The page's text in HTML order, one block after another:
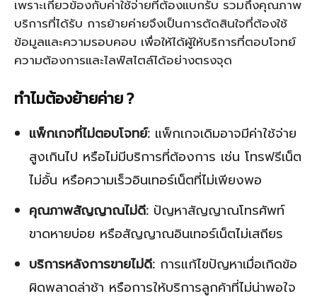
เพราะเกี่ยวข้องกับค่าใช้จ่ายที่ต้องแบกรับ รวมถึงคุณภาพ
บริการที่ได้รับ การย้ายค่ายจึงเป็นการตัดสินใจที่ต้องใช้
ข้อมูลและความรอบคอบ เพื่อให้ได้ผู้ให้บริการที่ตอบโจทย์
ความต้องการและไลฟ์สไตล์ได้อย่างตรงจุด
ทำไมต้องย้ายค่าย ?
แพ็กเกจที่ไม่ตอบโจทย์: แพ็กเกจเดิมอาจมีค่าใช้จ่าย
สูงเกินไป หรือไม่มีบริการที่ต้องการ เช่น โทรฟรีเน็ต
ไม่อั้น หรือความเร็วอินเทอร์เน็ตที่ไม่เพียงพอ
คุณภาพสัญญาณไม่ดี: ปัญหาสัญญาณโทรศัพท์
ขาดหายบ่อย หรือสัญญาณอินเทอร์เน็ตไม่เสถียร
บริการหลังการขายไม่ดี: การแก้ไขปัญหาเมื่อเกิดข้อ
ผิดพลาดล่าช้า หรือการให้บริการลูกค้าที่ไม่น่าพอใจ